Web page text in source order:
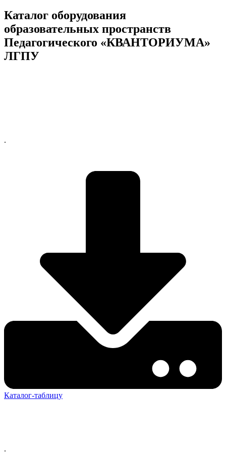
Каталог оборудования
образовательных пространств
Педагогического «КВАНТОРИУМА»
ЛГПУ
.
Каталог-таблицу
.